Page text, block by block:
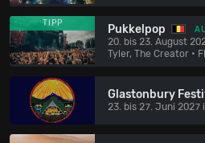
TIPP Pukkelpop
20. bis 23. August
Tyler, The Creator •
Glastonbury
23. bis 27. Juni 2027